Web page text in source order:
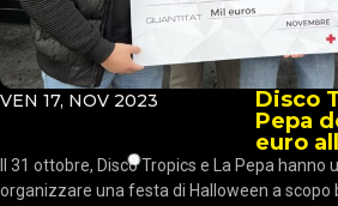
VEN 17, NOV 2023
Disco
Pepa
euro
Il 31 ottobre, Disco Tropics e La Pepa
organizzare una festa di Halloween a scopo